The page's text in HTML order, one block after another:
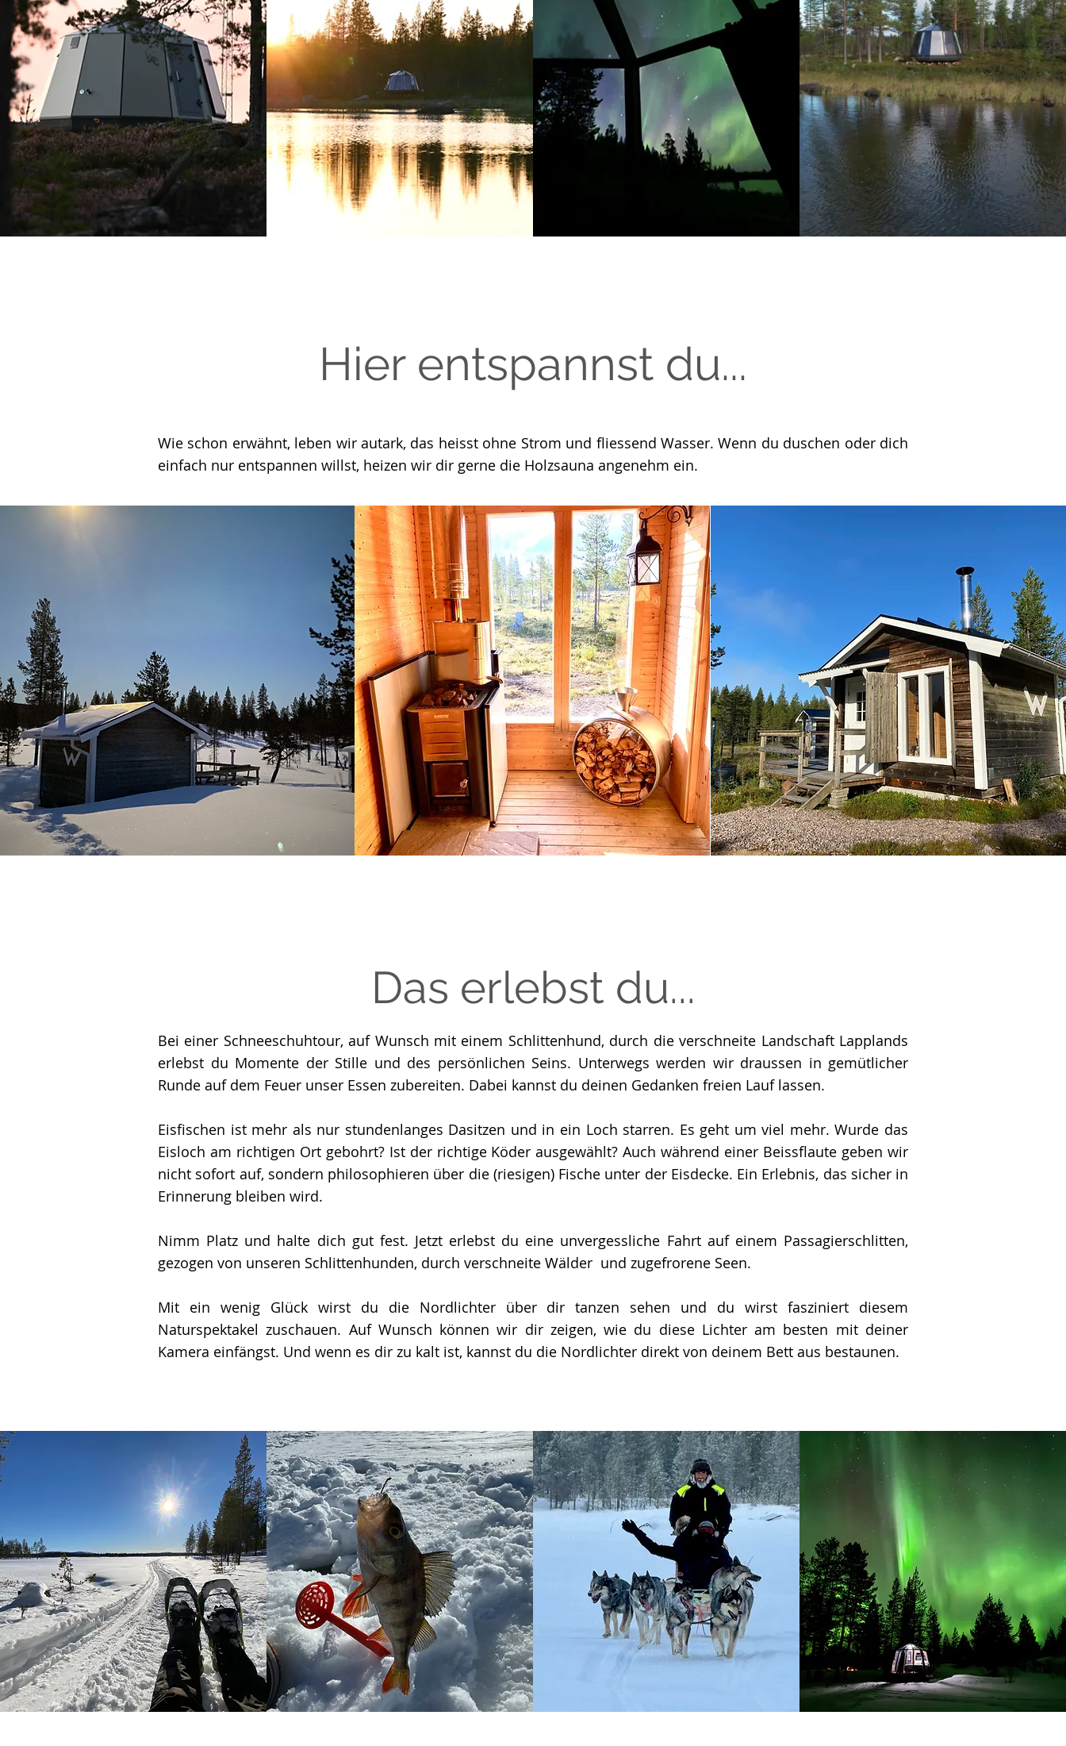
Hier entspannst du...
Wie schon erwähnt, leben wir autark, das heisst ohne Strom und fliessend Wasser. Wenn du duschen oder dich
einfach nur entspannen willst, heizen wir dir gerne die Holzsauna angenehm ein.
Das erlebst du...
Bei einer Schneeschuhtour, auf Wunsch mit einem Schlittenhund, durch die verschneite Landschaft Lapplands
erlebst du Momente der Stille und des persönlichen Seins. Unterwegs werden wir draussen in gemütlicher
Runde auf dem Feuer unser Essen zubereiten. Dabei kannst du deinen Gedanken freien Lauf lassen.
Eisfischen ist mehr als nur stundenlanges Dasitzen und in ein Loch starren. Es geht um viel mehr. Wurde das
Eisloch am richtigen Ort gebohrt? Ist der richtige Köder ausgewählt? Auch während einer Beissflaute geben wir
nicht sofort auf, sondern philosophieren über die (riesigen) Fische unter der Eisdecke. Ein Erlebnis, das sicher in
Erinnerung bleiben wird.
Nimm Platz und halte dich gut fest. Jetzt erlebst du eine unvergessliche Fahrt auf einem Passagierschlitten,
gezogen von unseren Schlittenhunden, durch verschneite Wälder und zugefrorene Seen.
Mit ein wenig Glück wirst du die Nordlichter über dir tanzen sehen und du wirst fasziniert diesem
Naturspektakel zuschauen. Auf Wunsch können wir dir zeigen, wie du diese Lichter am besten mit deiner
Kamera einfängst. Und wenn es dir zu kalt ist, kannst du die Nordlichter direkt von deinem Bett aus bestaunen.